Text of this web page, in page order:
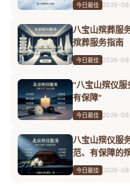
今日最佳 2026-
八宝山殡葬服
殡葬服务指南
今日最佳 2026-
“八宝山殡仪
有保障”
今日最佳 2026-
八宝山殡仪服
范、有保障的
今日最佳 2026-